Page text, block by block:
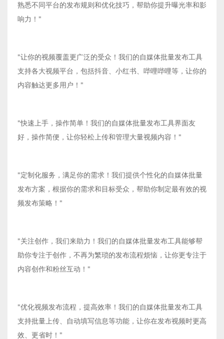
熟悉不同平台的发布规则和优化技巧，帮助你提升曝光率和影
响力！"
"让你的视频覆盖更广泛的受众！我们的自媒体批量发布工具
支持各大视频平台，包括抖音、小红书、哔哩哔哩等，让你的
内容触达更多用户！"
"快速上手，操作简单！我们的自媒体批量发布工具界面友
好，操作简便，让你轻松上传和管理大量视频内容！"
"定制化服务，满足你的需求！我们提供个性化的自媒体批量
发布方案，根据你的需求和目标受众，帮助你制定最有效的视
频发布策略！"
"关注创作，我们来助力！我们的自媒体批量发布工具能够帮
助你专注于创作，不再为繁琐的发布流程烦恼，让你更专注于
内容创作和粉丝互动！"
"优化视频发布流程，提高效率！我们的自媒体批量发布工具
支持批量上传、自动填写信息等功能，让你在发布视频时更高
效、更省时！"